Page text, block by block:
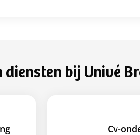
diensten bij Univé
Cv-